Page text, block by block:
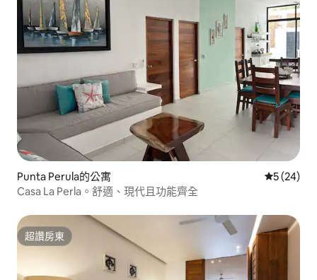
Punta Perula的公寓 從 24 則評
5 (24)
Casa La Perla。舒適、現代且功能齊全
超讚房東
超讚房東